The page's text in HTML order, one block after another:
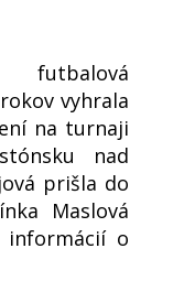
vyhrala
na turnaji
nad
prišla do
Maslová
informácií o